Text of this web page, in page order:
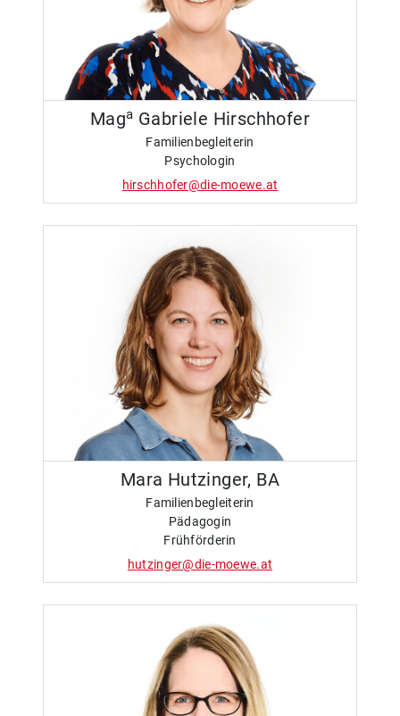
Maga Gabriele Hirschhofer
Familienbegleiterin
Psychologin
hirschhofer@die-moewe.at
Mara Hutzinger, BA
Familienbegleiterin
Pädagogin
Frühförderin
hutzinger@die-moewe.at